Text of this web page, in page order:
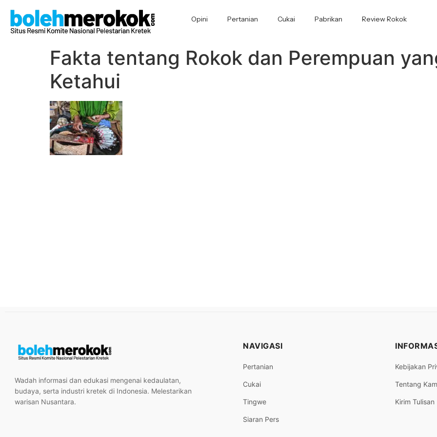
Opini Pertanian Cukai Pabrikan Review Rokok
Fakta tentang Rokok dan Perempuan
Ketahui
Wadah informasi dan edukasi mengenai kedaulatan,
budaya, serta industri kretek di Indonesia. Melestarikan
warisan Nusantara.
NAVIGASI
Pertanian
Cukai
Tingwe
Siaran Pers
Kebijakan
Tentang
Kirim Tulisan